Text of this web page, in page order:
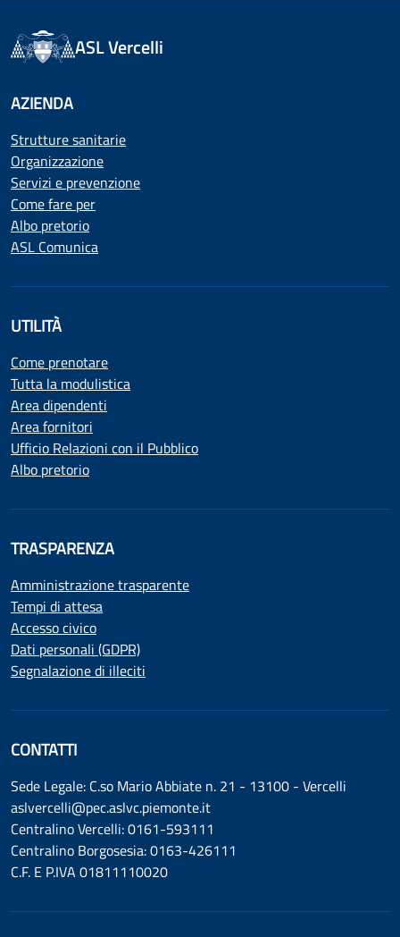
ASL Vercelli
AZIENDA
Strutture sanitarie
Organizzazione
Servizi e prevenzione
Come fare per
Albo pretorio
ASL Comunica
UTILITÀ
Come prenotare
Tutta la modulistica
Area dipendenti
Area fornitori
Ufficio Relazioni con il Pubblico
Albo pretorio
TRASPARENZA
Amministrazione trasparente
Tempi di attesa
Accesso civico
Dati personali (GDPR)
Segnalazione di illeciti
CONTATTI
Sede Legale: C.so Mario Abbiate n. 21 - 13100 - Vercelli
aslvercelli@pec.aslvc.piemonte.it
Centralino Vercelli: 0161-593111
Centralino Borgosesia: 0163-426111
C.F. E P.IVA 01811110020